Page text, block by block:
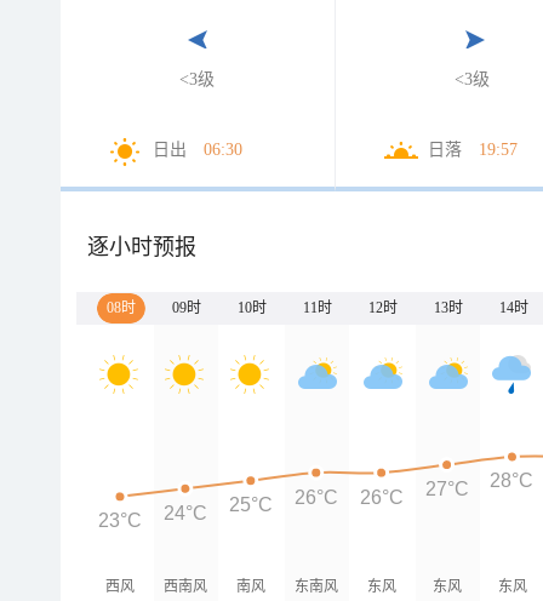
<3级
日出 06:30
<3级
日落 19:57
逐小时预报
08时 09时 10时 11时 12时 13时 14时
西风 西南风 南风 东南风 东风 东风 东风
23°C 24°C 25°C 26°C 26°C 27°C 28°C